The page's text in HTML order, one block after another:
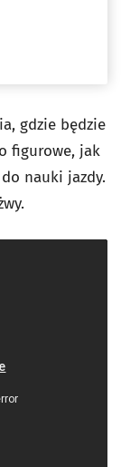
gdzie będzie
figurowe, jak
nauki jazdy.